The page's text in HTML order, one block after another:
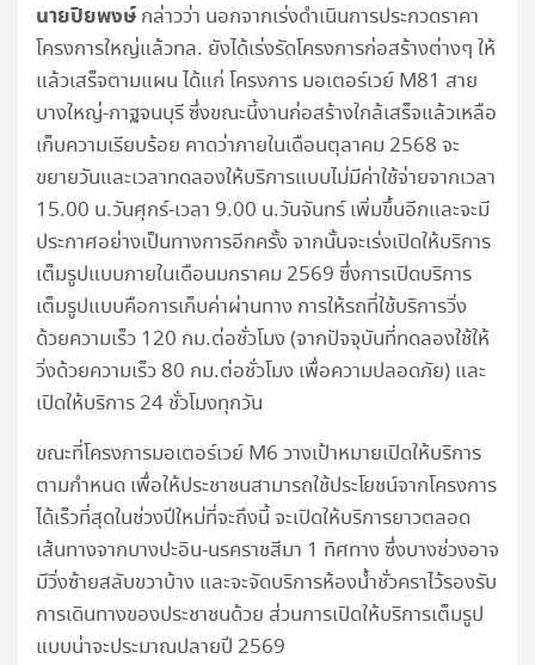
นายปิยพงษ์ กล่าวว่า นอกจากเร่งดำเนินการประกวดราคา
โครงการใหญ่แล้วทล. ยังได้เร่งรัดโครงการก่อสร้างต่างๆ ให้
แล้วเสร็จตามแผน ได้แก่ โครงการ มอเตอร์เวย์ M81 สาย
บางใหญ่-กาฐจนบุรี ซึ่งขณะนี้งานก่อสร้างใกล้เสร็จแล้วเหลือ
เก็บความเรียบร้อย คาดว่าภายในเดือนตุลาคม 2568 จะ
ขยายวันและเวลาทดลองให้บริการแบบไม่มีค่าใช้จ่ายจากเวลา
15.00 น.วันศุกร์-เวลา 9.00 น.วันจันทร์ เพิ่มขึ้นอีกและจะมี
ประกาศอย่างเป็นทางการอีกครั้ง จากนั้นจะเร่งเปิดให้บริการ
เต็มรูปแบบภายในเดือนมกราคม 2569 ซึ่งการเปิดบริการ
เต็มรูปแบบคือการเก็บค่าผ่านทาง การให้รถที่ใช้บริการวิ่ง
ด้วยความเร็ว 120 กม.ต่อชั่วโมง (จากปัจจุบันที่ทดลองใช้ให้
วิ่งด้วยความเร็ว 80 กม.ต่อชั่วโมง เพื่อความปลอดภัย) และ
เปิดให้บริการ 24 ชั่วโมงทุกวัน
ขณะที่โครงการมอเตอร์เวย์ M6 วางเป้าหมายเปิดให้บริการ
ตามกำหนด เพื่อให้ประชาชนสามารถใช้ประโยชน์จากโครงการ
ได้เร็วที่สุดในช่วงปีใหม่ที่จะถึงนี้ จะเปิดให้บริการยาวตลอด
เส้นทางจากบางปะอิน-นรคราชสีมา 1 ทิศทาง ซึ่งบางช่วงอาจ
มีวิ่งซ้ายสลับขวาบ้าง และจะจัดบริการห้องน้ำชั่วคราไว้รองรับ
การเดินทางของประชาชนด้วย ส่วนการเปิดให้บริการเต็มรูป
แบบน่าจะประมาณปลายปี 2569